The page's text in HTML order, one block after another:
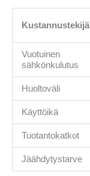
Kustannustekijä
Vuotuinen
sähkönkulutus
Huoltoväli
Käyttöikä
Tuotantokatkot
Jäähdytystarve